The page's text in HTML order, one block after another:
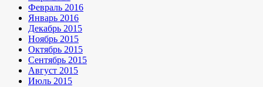
Февраль 2016
Январь 2016
Декабрь 2015
Ноябрь 2015
Октябрь 2015
Сентябрь 2015
Август 2015
Июль 2015